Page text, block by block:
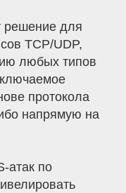
решение для
TCP/UDP,
любых типов
протокола
напрямую на
атак по